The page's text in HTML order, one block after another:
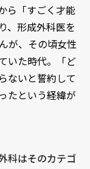
ら「すごく才能
、形成外科医を
が、その頃女性
いた時代。「ど
ないと誓約して
たという経緯が
科はそのカテゴ